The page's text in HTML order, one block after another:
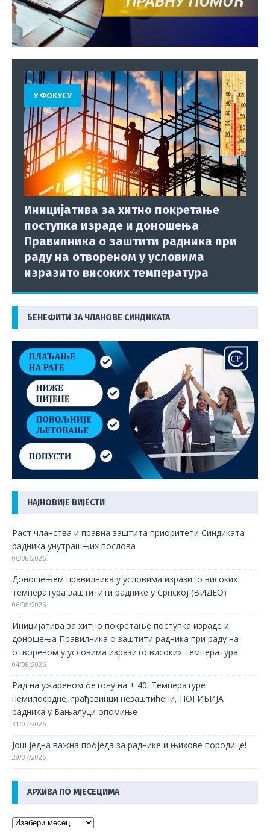
У ФОКУСУ
Иницијатива за хитно покретање
поступка израде и доношења
Правилника о заштити радника при
раду на отвореном у условима
изразито високих температура
БЕНЕФИТИ ЗА ЧЛАНОВЕ СИНДИКАТА
НАЈНОВИЈЕ ВИЈЕСТИ
Раст чланства и правна заштита приоритети Синдиката
радника унутрашњих послова
06/08/2026
Доношењем правилника у условима изразито високих
температура заштитити раднике у Српској (ВИДЕО)
06/08/2026
Иницијатива за хитно покретање поступка израде и
доношења Правилника о заштити радника при раду на
отвореном у условима изразито високих температура
04/08/2026
Рад на ужареном бетону на + 40: Температуре
немилосрдне, грађевинци незаштићени, ПОГИБИЈА
радника у Бањалуци опомиње
31/07/2026
Још једна важна побједа за раднике и њихове породице!
29/07/2026
АРХИВА ПО МЈЕСЕЦИМА